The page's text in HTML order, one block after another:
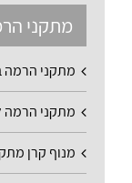
מתקני
מתקני הרמה
מתקני הרמה
מנוף קרן